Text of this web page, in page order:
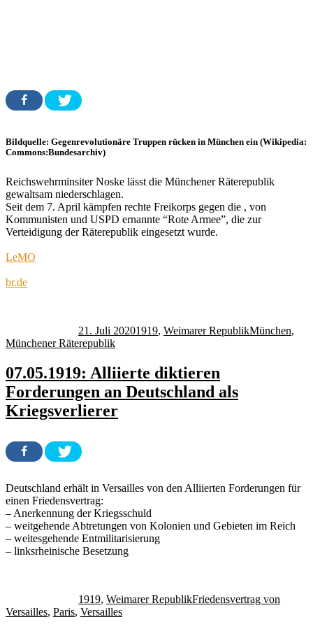
Bildquelle: Gegenrevolutionäre Truppen rücken in München ein (Wikipedia:
Commons:Bundesarchiv)
Reichswehrminsiter Noske lässt die Münchener Räterepublik
gewaltsam niederschlagen.
Seit dem 7. April kämpfen rechte Freikorps gegen die , von
Kommunisten und USPD ernannte “Rote Armee”, die zur
Verteidigung der Räterepublik eingesetzt wurde.
LeMO
br.de
21. Juli 20201919, Weimarer RepublikMünchen,
Münchener Räterepublik
07.05.1919: Alliierte diktieren
Forderungen an Deutschland als
Kriegsverlierer
Deutschland erhält in Versailles von den Alliierten Forderungen für
einen Friedensvertrag:
– Anerkennung der Kriegsschuld
– weitgehende Abtretungen von Kolonien und Gebieten im Reich
– weitesgehende Entmilitarisierung
– linksrheinische Besetzung
1919, Weimarer RepublikFriedensvertrag von
Versailles, Paris, Versailles